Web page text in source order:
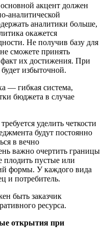
акцент должен
аналитической
аналитики больше,
окажется
Не получив базу для
сможете принять
их достижения. При
избыточной.
— гибкая система,
бюджета в случае
уделить четкости
будут постоянно
в вечно
важно очертить границы
плодить пустые или
формы. У каждого вида
и потребитель.
быть заказчик
ресурса.
открытия при